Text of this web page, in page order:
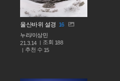
울산바위 설경 16
누리/이상민
21.3.14
조회 188
추천 수 15